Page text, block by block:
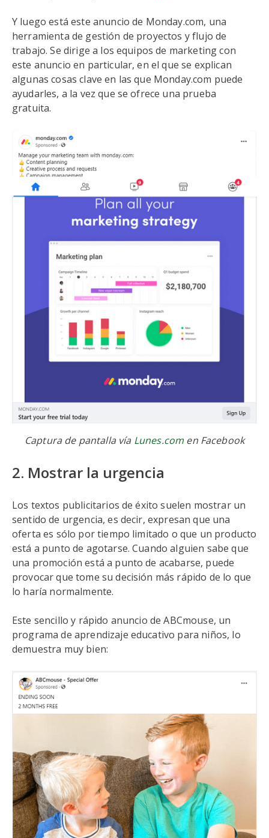
Y luego está este anuncio de Monday.com, una
herramienta de gestión de proyectos y flujo de
trabajo. Se dirige a los equipos de marketing con
este anuncio en particular, en el que se explican
algunas cosas clave en las que Monday.com puede
ayudarles, a la vez que se ofrece una prueba
gratuita.
Captura de pantalla vía Lunes.com en Facebook
2. Mostrar la urgencia
Los textos publicitarios de éxito suelen mostrar un
sentido de urgencia, es decir, expresan que una
oferta es sólo por tiempo limitado o que un producto
está a punto de agotarse. Cuando alguien sabe que
una promoción está a punto de acabarse, puede
provocar que tome su decisión más rápido de lo que
lo haría normalmente.
Este sencillo y rápido anuncio de ABCmouse, un
programa de aprendizaje educativo para niños, lo
demuestra muy bien: